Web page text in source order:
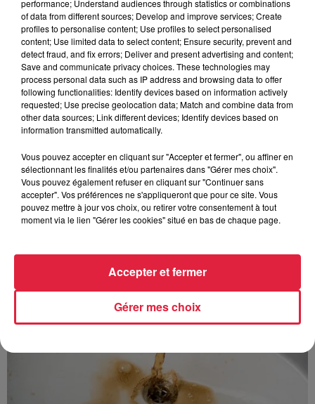
Catherine Trautmann réagit
6 août 2026
Au zoo de Mulhouse : rencontre
avec les flamants rouges
À découvrir également
performance; Understand audiences through statistics or combinations
of data from different sources; Develop and improve services; Create
profiles to personalise content; Use profiles to select personalised
content; Use limited data to select content; Ensure security, prevent and
detect fraud, and fix errors; Deliver and present advertising and content;
Save and communicate privacy choices. These technologies may
process personal data such as IP address and browsing data to offer
following functionalities: Identify devices based on information actively
requested; Use precise geolocation data; Match and combine data from
other data sources; Link different devices; Identify devices based on
information transmitted automatically.
Vous pouvez accepter en cliquant sur "Accepter et fermer", ou affiner en
sélectionnant les finalités et/ou partenaires dans "Gérer mes choix".
Vous pouvez également refuser en cliquant sur "Continuer sans
accepter". Vos préférences ne s'appliqueront que pour ce site. Vous
pouvez mettre à jour vos choix, ou retirer votre consentement à tout
moment via le lien "Gérer les cookies" situé en bas de chaque page.
Gérer mes choix
Accepter et fermer